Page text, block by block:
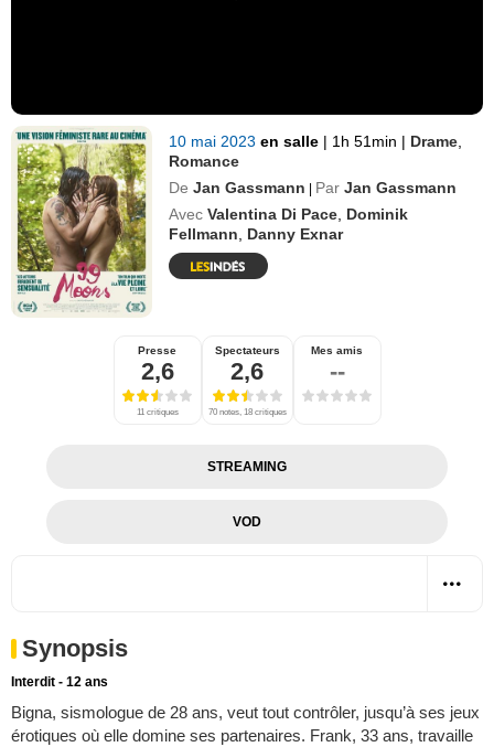
10 mai 2023en salle | 1h 51min | Drame
Romance
De Jan Gassmann | Par Jan Gassmann
Avec Valentina Di Pace Dominik
Fellmann
Danny Exnar
Presse
2,6
11 critiques
Spectateurs
2,6
70 notes, 18 critiques
Mes amis
--
STREAMING
VOD
Synopsis
Interdit - 12 ans
Bigna, sismologue de 28 ans, veut tout contrôler, jusqu’à ses jeux
érotiques où elle domine ses partenaires. Frank, 33 ans, travaille